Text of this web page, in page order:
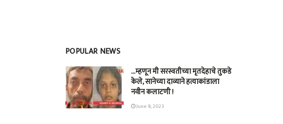
POPULAR NEWS
…म्हणून मी सरस्वतीच्या मृतदेहाचे तुकडे
केले, सानेच्या दाव्याने हत्याकांडाला
नवीन कलाटणी !
June 9, 2023